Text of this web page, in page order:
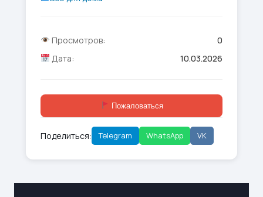
Просмотров:
0
Дата:
10.03.2026
Пожаловаться
Поделиться: Telegram WhatsApp VK